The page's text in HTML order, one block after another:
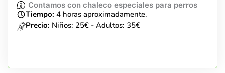
Contamos con chaleco especiales para perros
Tiempo: 4 horas aproximadamente.
Precio: Niños: 25€ - Adultos: 35€